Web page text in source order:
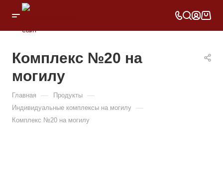
Комплекс №20 на
могилу
Главная — Продукты —
Индивидуальные комплексы на могилу —
Комплекс №20 на могилу